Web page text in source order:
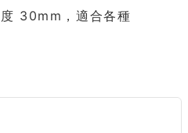
30mm，適合各種